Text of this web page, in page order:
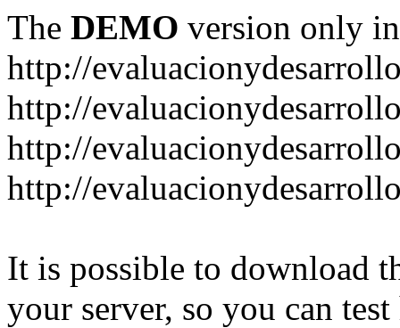
The DEMO version only
http://
http://
http://
http://
It is possible to download
your server, so you can